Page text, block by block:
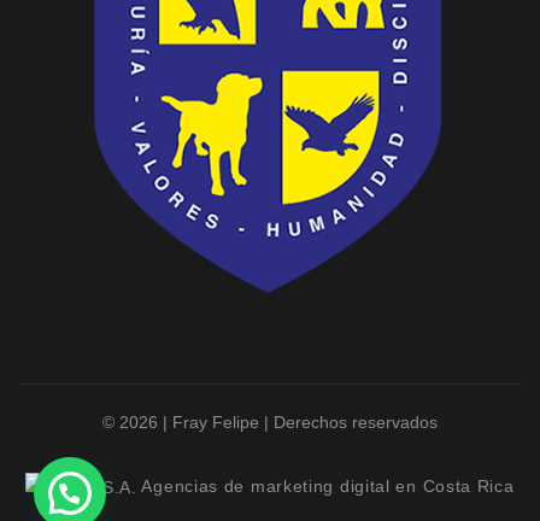
© 2026 | Fray Felipe | Derechos reservados
Agencias de marketing digital en Costa Rica